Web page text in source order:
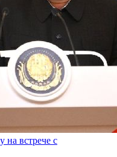
встрече с